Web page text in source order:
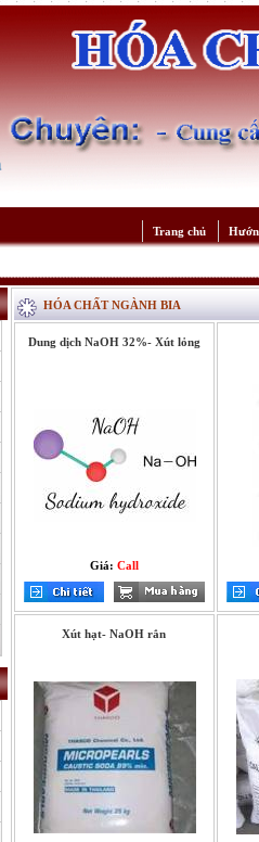
Trang chủ
HÓA CHẤT NGÀNH BIA
Dung dịch NaOH 32%- Xút lỏng
Giá: Call
Xút hạt- NaOH rắn